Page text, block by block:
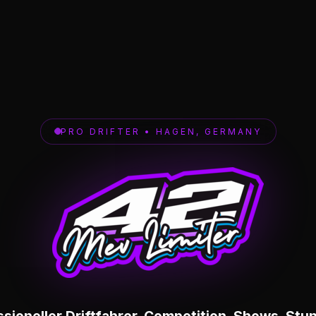
PRO DRIFTER • HAGEN, GERMANY